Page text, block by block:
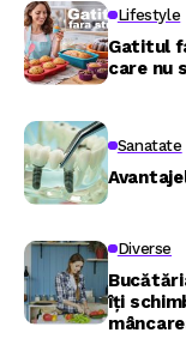
Lifestyle
Gatitul
care nu
Sanatate
Diverse
îți